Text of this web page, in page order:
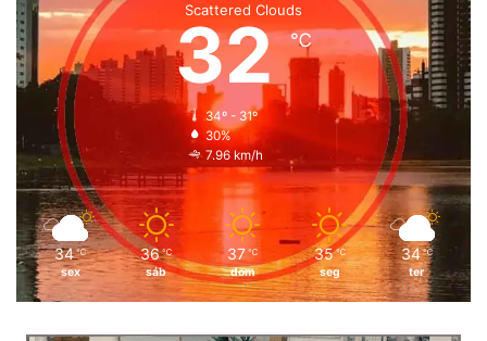
Scattered Clouds
32℃
34º - 31º
30%
7.96 km/h
34 ℃
sex
36 ℃
sáb
37 ℃
dom
35 ℃
seg
34 ℃
ter